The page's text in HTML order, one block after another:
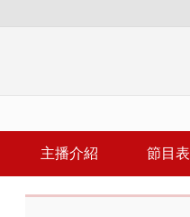
主播介紹 節目表